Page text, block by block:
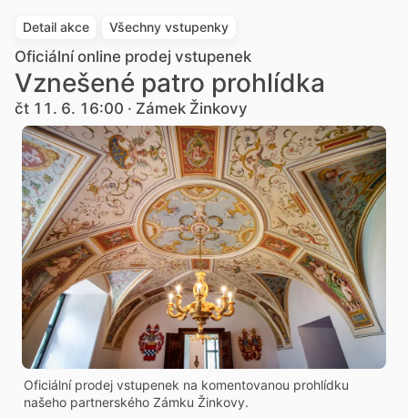
Detail akce Všechny vstupenky
Oficiální online prodej vstupenek
Vznešené patro prohlídka
čt 11. 6. 16:00 · Zámek Žinkovy
Oficiální prodej vstupenek na komentovanou prohlídku
našeho partnerského Zámku Žinkovy.